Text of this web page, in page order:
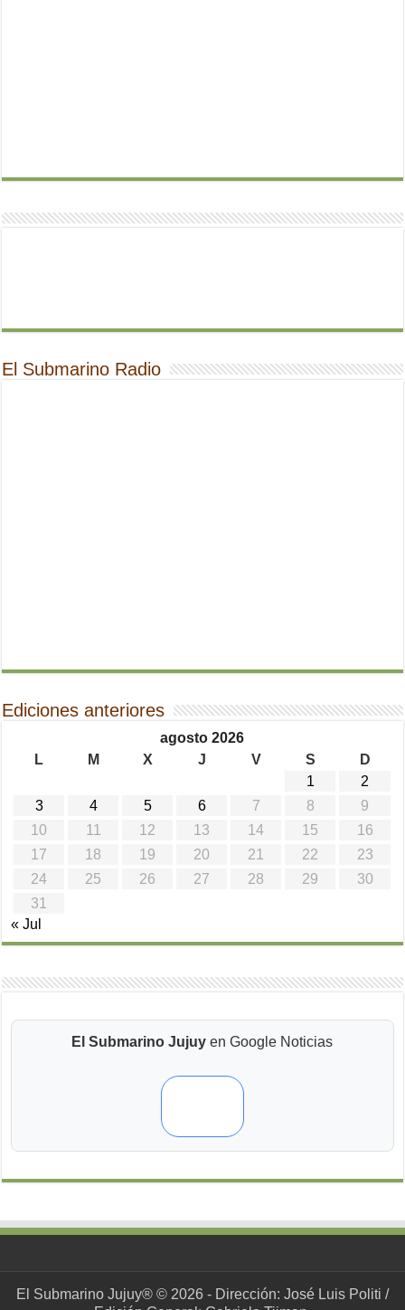
El Submarino Radio
Ediciones anteriores
agosto 2026
L
M X J V S
D
1
2
3
4 5 6 7 8
9
10
11 12 13 14 15
16
17
18 19 20 21 22
23
24
25 26 27 28 29
30
31
« Jul
El Submarino Jujuy en Google Noticias
El Submarino Jujuy® © 2026 - Dirección: José Luis Politi /